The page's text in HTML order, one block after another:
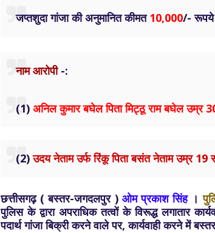
जप्तशुदा गांजा की अनुमानित कीमत 10,000/- रूपये
नाम आरोपी -:
(1) अनिल कुमार बघेल पिता मिट्ठू राम बघेल उम्र
(2)उदय नेताम उर्फ रिंकू पिता बसंत नेताम उम्र
छत्तीसगढ़ ( बस्तर-जगदलपुर ) ओम प्रकाश सिंह।
पुलिस के द्वारा अपराधिक तत्वों के विरूद्ध लगातार
पदार्थ गांजा बिक्री करने वाले पर, कार्यवाही करने में